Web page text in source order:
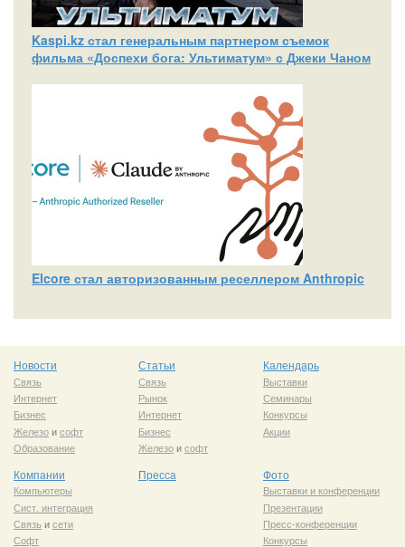
Kaspi.kz стал генеральным партнером съемок
фильма «Доспехи бога: Ультиматум» с Джеки Чаном
Elcore стал авторизованным реселлером Anthropic
Новости
Связь
Интернет
Бизнес
Железоисофт
Образование
Статьи
Связь
Рынок
Интернет
Бизнес
Железоисофт
Календарь
Выставки
Семинары
Конкурсы
Акции
Компании
Компьютеры
Сист. интеграция
Связь исети
Софт
Пресса Фото
Выставки и конференции
Презентации
Пресс-конференции
Конкурсы